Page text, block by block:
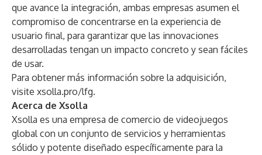
que avance la integración, ambas empresas asumen el
compromiso de concentrarse en la experiencia de
usuario final, para garantizar que las innovaciones
desarrolladas tengan un impacto concreto y sean fáciles
de usar.
Para obtener más información sobre la adquisición,
visite xsolla.pro/lfg.
Acerca de Xsolla
Xsolla es una empresa de comercio de videojuegos
global con un conjunto de servicios y herramientas
sólido y potente diseñado específicamente para la